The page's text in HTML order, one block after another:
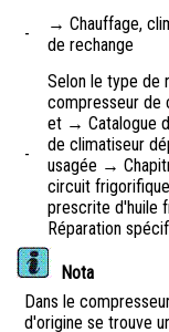
-
→ Chauffage,
de rechange
-
Selon le type de
compresseur de
et → Catalogue
de climatiseur
usagée →
circuit
prescrite d'huile
Réparation
Nota
Dans le
d'origine se trouve